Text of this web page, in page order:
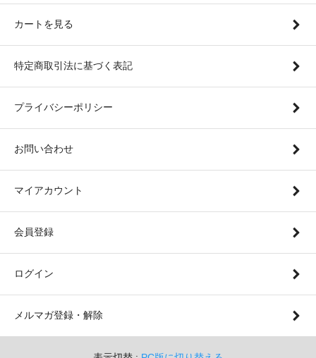
カートを見る
特定商取引法に基づく表記
プライバシーポリシー
お問い合わせ
マイアカウント
会員登録
ログイン
メルマガ登録・解除